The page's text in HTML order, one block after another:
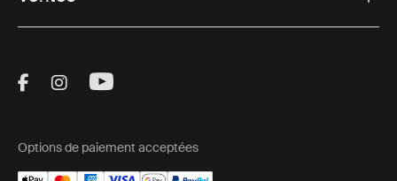
Visit Thule on Facebook (external link)
Visit Thule on Instagram (external link)
Visit Thule on Youtube (external
Options de paiement acceptées